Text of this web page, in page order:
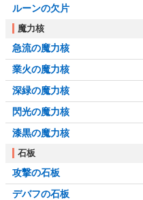
ルーンの欠片
魔力核
急流の魔力核
業火の魔力核
深緑の魔力核
閃光の魔力核
漆黒の魔力核
石板
攻撃の石板
デバフの石板